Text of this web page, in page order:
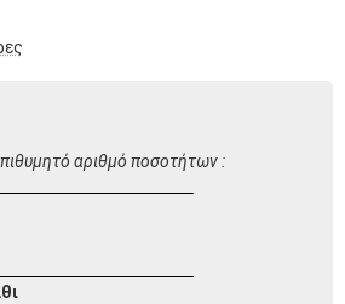
αριθμό ποσοτήτων :